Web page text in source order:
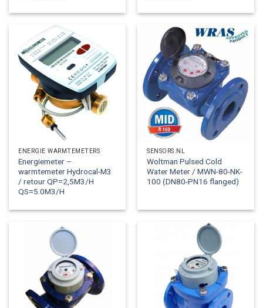
ENERGIE WARMTEMETERS
Energiemeter –
warmtemeter Hydrocal-M3
/ retour QP=2,5M3/H
QS=5.0M3/H
SENSORS.NL
Woltman Pulsed Cold
Water Meter / MWN-80-NK-
100 (DN80-PN16 flanged)